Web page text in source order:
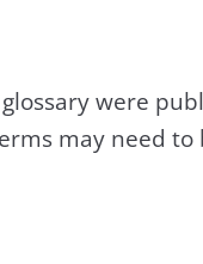
were
may need